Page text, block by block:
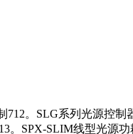
。SLG系列光源控
SPX-SLIM线型光源